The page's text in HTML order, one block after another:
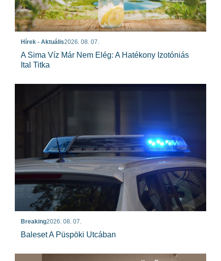
Hírek - Aktuális2026. 08. 07.
A Sima Víz Már Nem Elég: A Hatékony Izotóniás
Ital Titka
Breaking2026. 08. 07.
Baleset A Püspöki Utcában